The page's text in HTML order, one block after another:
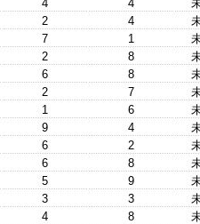
4 4
2 4
7 1
2 8
6 8
2 7
1 6
9 4
6 2
6 8
5 9
3 3
4 8